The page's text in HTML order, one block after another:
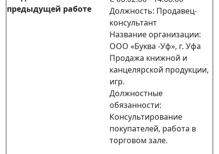
предыдущей работе
Должность: Продавец-
консультант
Название организации:
ООО «Буква -Уф», г. Уфа
Продажа книжной и
канцелярской продукции,
игр.
Должностные
обязанности:
Консультирование
покупателей, работа в
торговом зале.